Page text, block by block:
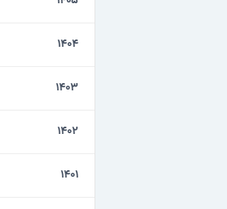
۱۴۰۴
۱۴۰۳
۱۴۰۲
۱۴۰۱